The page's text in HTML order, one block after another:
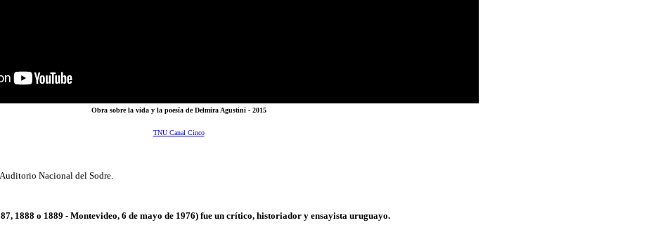
Obra sobre la vida y la poesía de Delmira Agustini - 2015
TNU Canal Cinco
Nacional del Sodre.
1888 o 1889 - Montevideo, 6 de mayo de 1976) fue un crítico, historiador y ensayista uruguayo.